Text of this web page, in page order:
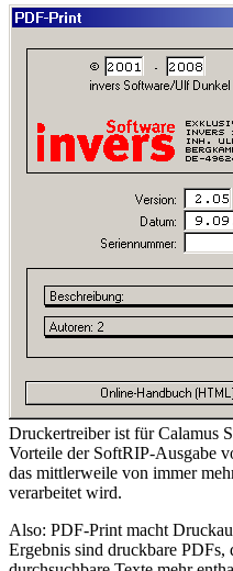
Druckertreiber ist für Calamus
Vorteile der SoftRIP-Ausgabe
das mittlerweile von immer
verarbeitet wird.
Also: PDF-Print macht
Ergebnis sind druckbare